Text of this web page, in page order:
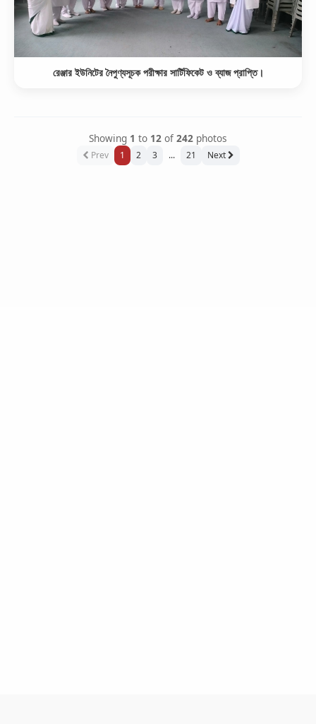
রেঞ্জার ইউনিটের নৈপুণ্যসূচক পরীক্ষার সার্টিফিকেট ও ব্যাজ প্রাপ্তি।
Showing 1 to 12 of 242 photos
Prev 1 2 3 ... 21 Next